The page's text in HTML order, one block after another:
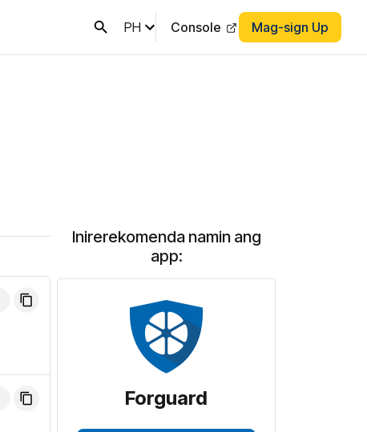
PH Console Mag-sign Up
Inirerekomenda namin ang
app:
Forguard